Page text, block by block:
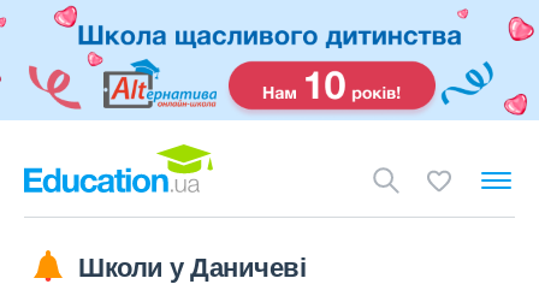
Школи у Даничеві